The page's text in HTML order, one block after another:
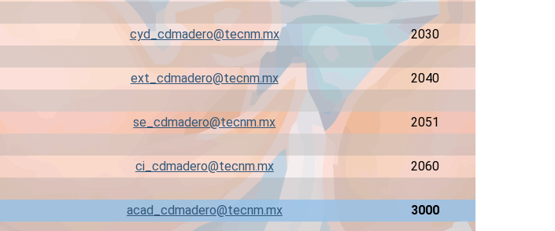
cyd_cdmadero@tecnm.mx
2030
ext_cdmadero@tecnm.mx
2040
se_cdmadero@tecnm.mx
2051
ci_cdmadero@tecnm.mx
2060
acad_cdmadero@tecnm.mx
3000